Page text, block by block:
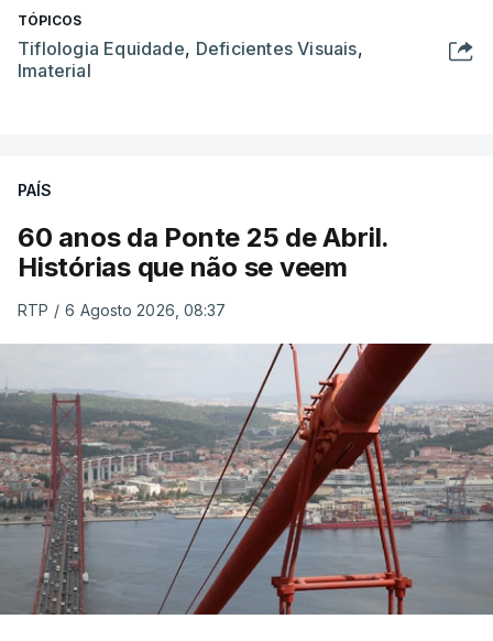
TÓPICOS
Tiflologia Equidade, Deficientes Visuais,
Imaterial
PAÍS
60 anos da Ponte 25 de Abril.
Histórias que não se veem
RTP / 6 Agosto 2026, 08:37